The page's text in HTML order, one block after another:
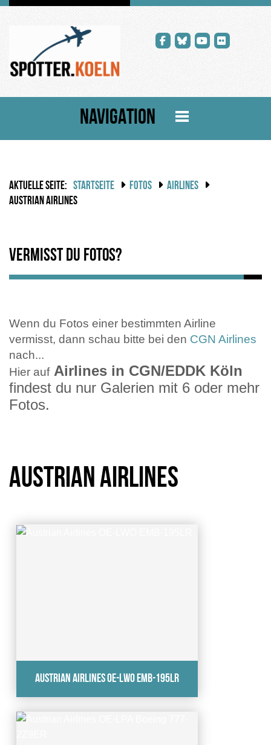
NAVIGATION
AKTUELLE SEITE: STARTSEITE FOTOS
AIRLINES
AUSTRIAN AIRLINES
Vermisst du Fotos?
Wenn du Fotos einer bestimmten Airline
vermisst, dann schau bitte bei den CGN Airlines
nach...
Hier auf Airlines in CGN/EDDK Köln
findest du nur Galerien mit 6 oder mehr
Fotos.
Austrian Airlines
Austrian Airlines OE-LWO EMB-195LR